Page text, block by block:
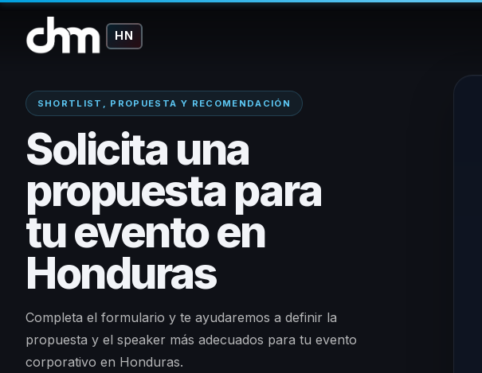
HN
SHORTLIST, PROPUESTA Y RECOMENDACIÓN
Solicita una
propuesta para
tu evento en
Honduras
Completa el formulario y te ayudaremos a definir la
propuesta y el speaker más adecuados para tu evento
corporativo en Honduras.